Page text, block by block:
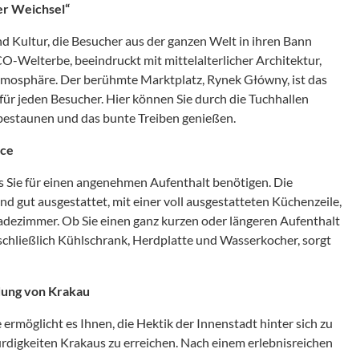
Weichsel“
Kultur, die Besucher aus der ganzen Welt in ihren Bann
Welterbe, beeindruckt mit mittelalterlicher Architektur,
Der berühmte Marktplatz, Rynek Główny, ist das
jeden Besucher. Hier können Sie durch die Tuchhallen
und das bunte Treiben genießen.
Sie für einen angenehmen Aufenthalt benötigen. Die
gut ausgestattet, mit einer voll ausgestatteten Küchenzeile,
Ob Sie einen ganz kurzen oder längeren Aufenthalt
Kühlschrank, Herdplatte und Wasserkocher, sorgt
von Krakau
ermöglicht es Ihnen, die Hektik der Innenstadt hinter sich zu
Krakaus zu erreichen. Nach einem erlebnisreichen